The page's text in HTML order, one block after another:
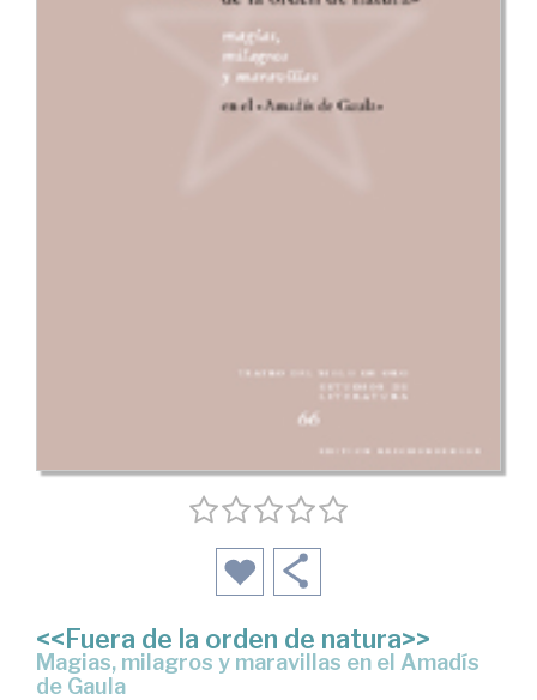
<<Fuera de la orden de natura>>
magias, milagros y maravillas en el Amadís
de Gaula